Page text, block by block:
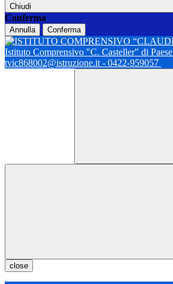
Chiudi
Conferma
Annulla Conferma
Istituto Comprensivo "C. Casteller" di Paese
tvic868002@istruzione.it - 0422-959057
close